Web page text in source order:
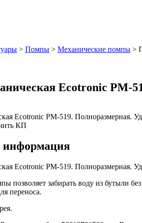
> Помпы > Механические помпы >
Ecotronic PM-
Ecotronic PM-519. Полноразмерная.
КП
информация
Ecotronic PM-519. Полноразмерная.
позволяет забирать воду из бутыли
переноса.